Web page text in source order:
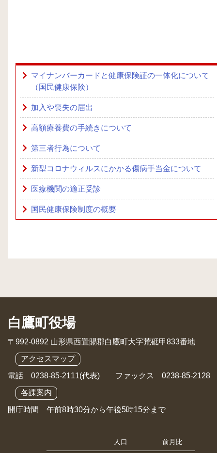
マイナンバーカードと健康保険証の一体化について
（国民健康保険）
加入や喪失の届出
高額療養費の手続きについて
第三者行為について
新型コロナウィルスにかかる傷病手当金について
医療機関の適正受診
国民健康保険制度の概要
白鷹町役場
〒992-0892 山形県西置賜郡白鷹町大字荒砥甲833番地
アクセスマップ
電話 0238-85-2111(代表) ファックス 0238-85-2128
各課案内
開庁時間 午前8時30分から午後5時15分まで
人口 前月比